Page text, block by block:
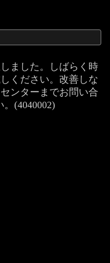
ました。しばらく時
ください。改善しな
ンターまでお問い合
(4040002)